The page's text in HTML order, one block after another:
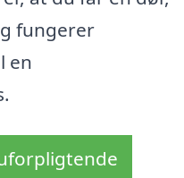
fungerer
en